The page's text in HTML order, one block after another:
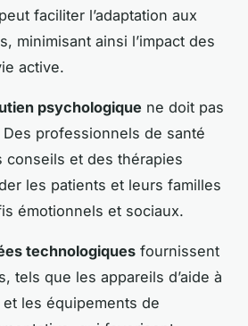
faciliter l’adaptation aux
minimisant ainsi l’impact des
active.
psychologique ne doit pas
professionnels de santé
conseils et des thérapies
les patients et leurs familles
émotionnels et sociaux.
technologiques fournissent
tels que les appareils d’aide à
les équipements de